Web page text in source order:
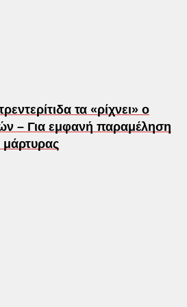
τα «ρίχνει» ο
– Για εμφανή παραμέληση